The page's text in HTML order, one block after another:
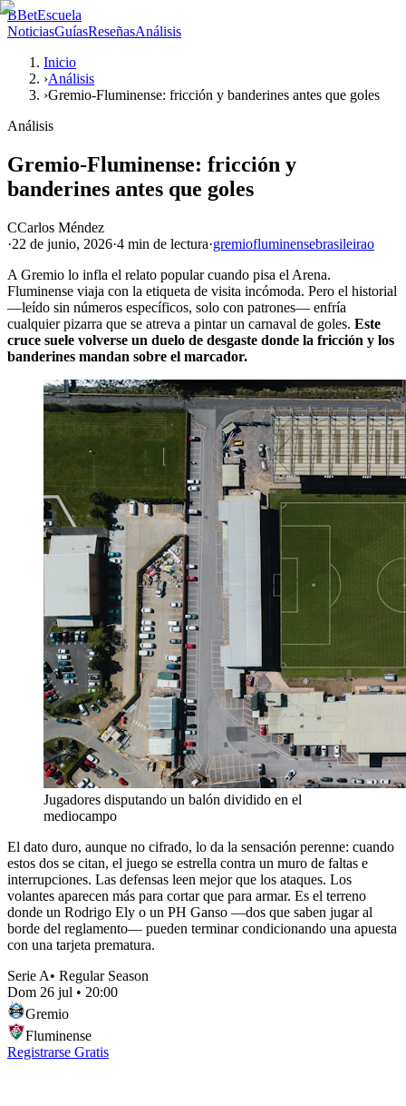
BBetEscuela
NoticiasGuíasReseñasAnálisis
Inicio
›Análisis
›Gremio-Fluminense: fricción y banderines antes que goles
Análisis
Gremio-Fluminense: fricción y
banderines antes que goles
CCarlos Méndez
·22 de junio, 2026·4 min de lectura·gremiofluminensebrasileirao
A Gremio lo infla el relato popular cuando pisa el Arena.
Fluminense viaja con la etiqueta de visita incómoda. Pero el historial
—leído sin números específicos, solo con patrones— enfría
cualquier pizarra que se atreva a pintar un carnaval de goles. Este
cruce suele volverse un duelo de desgaste donde la fricción y los
banderines mandan sobre el marcador.
Jugadores disputando un balón dividido en el
mediocampo
El dato duro, aunque no cifrado, lo da la sensación perenne: cuando
estos dos se citan, el juego se estrella contra un muro de faltas e
interrupciones. Las defensas leen mejor que los ataques. Los
volantes aparecen más para cortar que para armar. Es el terreno
donde un Rodrigo Ely o un PH Ganso —dos que saben jugar al
borde del reglamento— pueden terminar condicionando una apuesta
con una tarjeta prematura.
Serie A• Regular Season
Dom 26 jul • 20:00
Gremio
Fluminense
Registrarse Gratis